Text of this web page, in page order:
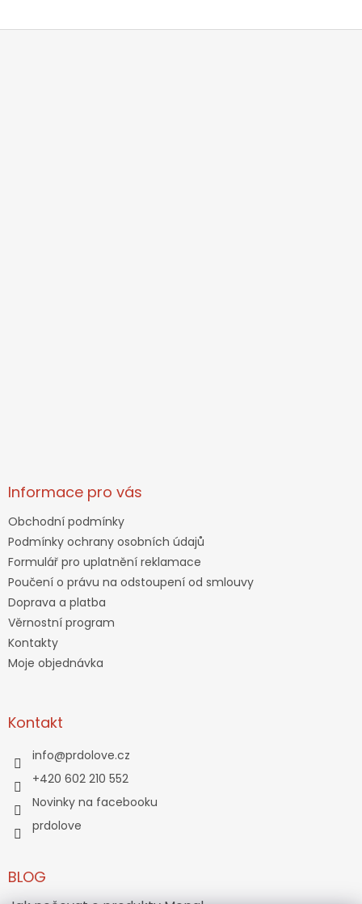
Z
Informace pro vás
Obchodní podmínky
Podmínky ochrany osobních údajů
Formulář pro uplatnění reklamace
Poučení o právu na odstoupení od smlouvy
Doprava a platba
Věrnostní program
Kontakty
Moje objednávka
Kontakt
info@prdolove.cz
+420 602 210 552
Novinky na facebooku
prdolove
BLOG